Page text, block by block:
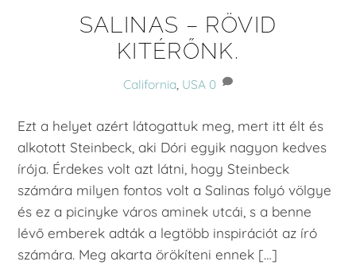
SALINAS – RÖVID
KITÉRŐNK.
California, USA 0
Ezt a helyet azért látogattuk meg, mert itt élt és
alkotott Steinbeck, aki Dóri egyik nagyon kedves
írója. Érdekes volt azt látni, hogy Steinbeck
számára milyen fontos volt a Salinas folyó völgye
és ez a picinyke város aminek utcái, s a benne
lévő emberek adták a legtöbb inspirációt az író
számára. Meg akarta örökíteni ennek […]